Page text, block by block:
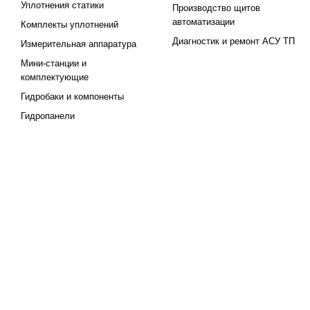
Уплотнения статики
Комплекты уплотнений
Измерительная аппаратура
Мини-станции и
комплектующие
Гидробаки и компоненты
Гидропанели
Производство щитов
автоматизации
Диагностик и ремонт АСУ ТП